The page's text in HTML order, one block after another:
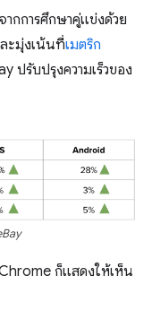
ากการศึกษาคู่แข่งด้วย
ะมุ่งเน้นที่เมตริก
ปรับปรุงความเร็วของ
ก็แสดงให้เห็น